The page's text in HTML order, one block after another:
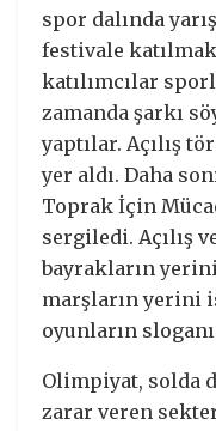
spor dalında
festivale
katılımcılar
zamanda şarkı
yaptılar. Açılış
yer aldı. Daha
Toprak İçin
sergiledi. Açılış
bayrakların
marşların yerini
oyunların
Olimpiyat, solda
zarar veren